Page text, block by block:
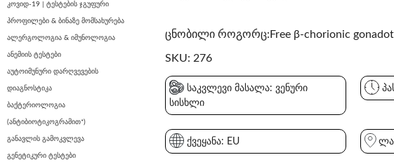
კოვიდ-19 | ტესტების ჯგუფური
პროფილები & ბინაზე მომსახურება
ალერგოლოგია & იმუნოლოგია
ანემიის ტესტები
აუტოიმუნური დარღვევების
დიაგნოსტიკა
ბაქტერიოლოგია
(ანტიბიოტიკოგრამით*)
განავლის გამოკვლევა
გენეტიკური ტესტები
ცნობილი როგორც:Free β-chorionic
SKU: 276
საკვლევი მასალა: ვენური
სისხლი
ქვეყანა: EU